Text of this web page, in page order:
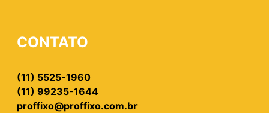
CONTATO
(11) 5525-1960
(11) 99235-1644
proffixo@proffixo.com.br